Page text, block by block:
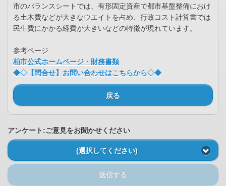
市のバランスシートでは、有形固定資産で都市基盤整備におけ
る土木費などが大きなウエイトを占め、行政コスト計算書では
民生費にかかる経費が大きいなどの特徴が現れています。
参考ページ
柏市公式ホームページ・財務書類
◆◇【問合せ】お問い合わせはこちらから◇◆
戻る
アンケート:ご意見をお聞かせください
(選択してください)
送信する